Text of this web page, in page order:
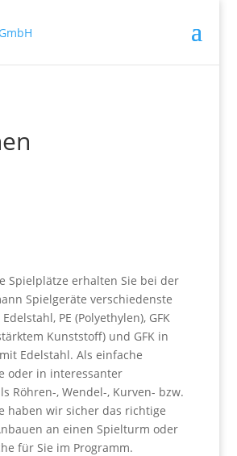
Spielplätze erhalten Sie bei der
Spielgeräte verschiedenste
PE (Polyethylen), GFK
Kunststoff) und GFK in
Edelstahl. Als einfache
oder in interessanter
Röhren-, Wendel-, Kurven- bzw.
haben wir sicher das richtige
an einen Spielturm oder
für Sie im Programm.